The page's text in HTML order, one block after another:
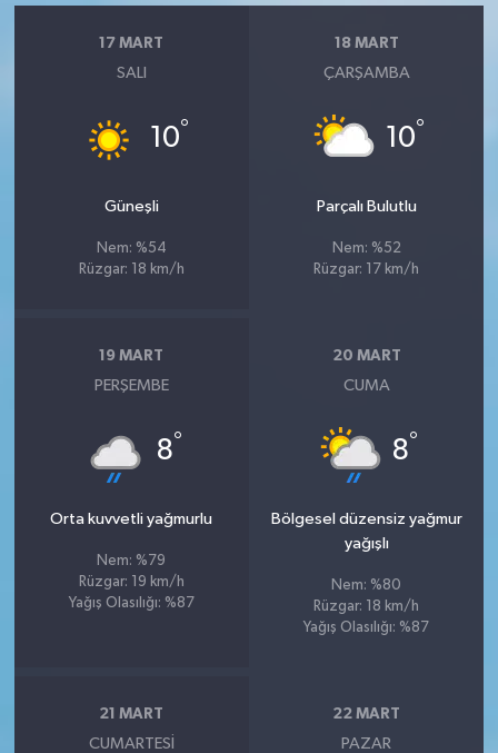
17 MART
SALI
10°
Güneşli
Nem: %54
Rüzgar: 18 km/h
18 MART
ÇARŞAMBA
10°
Parçalı Bulutlu
Nem: %52
Rüzgar: 17 km/h
19 MART
PERŞEMBE
8°
Orta kuvvetli yağmurlu
Nem: %79
Rüzgar: 19 km/h
Yağış Olasılığı: %87
20 MART
CUMA
8°
Bölgesel düzensiz yağmur
yağışlı
Nem: %80
Rüzgar: 18 km/h
Yağış Olasılığı: %87
21 MART
CUMARTESI
22 MART
PAZAR